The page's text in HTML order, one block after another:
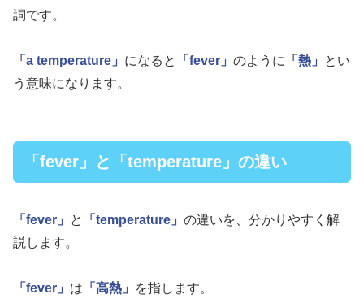
詞です。
「a temperature」 になると 「fever」 のように 「熱」
とい
う意味になります。
「fever」と「temperature」の違い
「fever」 と 「temperature」 の違いを、分かりやすく解
説します。
「fever」 は 「高熱」 を指します。